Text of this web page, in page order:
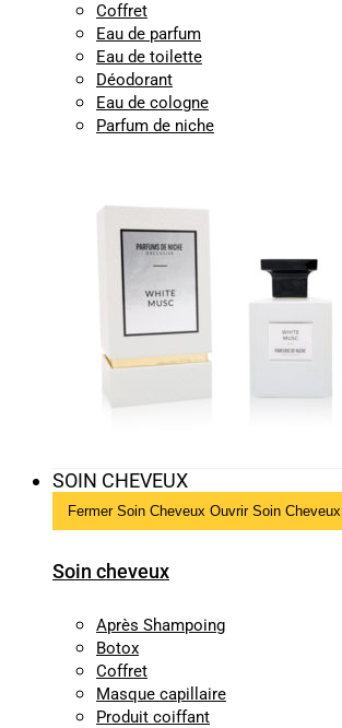
Coffret
Eau de parfum
Eau de toilette
Déodorant
Eau de cologne
Parfum de niche
SOIN CHEVEUX
Fermer Soin Cheveux Ouvrir Soin Cheveux
Soin cheveux
Après Shampoing
Botox
Coffret
Masque capillaire
Produit coiffant